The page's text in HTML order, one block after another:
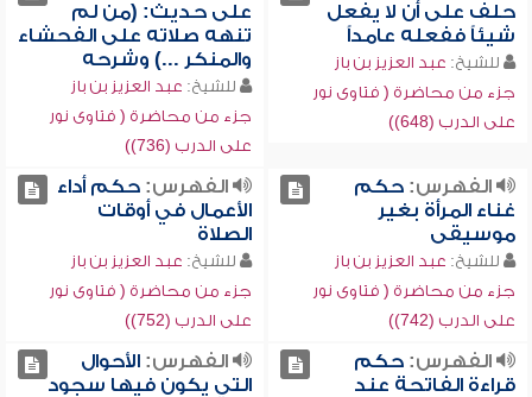
حلف على أن لا يفعل
شيئاً ففعله عامداً
للشيخ: عبد العزيز بن باز
جزء من محاضرة ( فتاوى نور
على الدرب (648))
على حديث: (من لم
تنهه صلاته على الفحشاء
والمنكر ...) وشرحه
للشيخ: عبد العزيز بن باز
جزء من محاضرة ( فتاوى نور
على الدرب (736))
الفهرس:حكم
غناء المرأة بغير
موسيقى
للشيخ: عبد العزيز بن باز
جزء من محاضرة ( فتاوى نور
على الدرب (742))
الفهرس:حكم أداء
الأعمال في أوقات
الصلاة
للشيخ: عبد العزيز بن باز
جزء من محاضرة ( فتاوى نور
على الدرب (752))
الفهرس:حكم
قراءة الفاتحة عند
الفهرس:الأحوال
التي يكون فيها سجود